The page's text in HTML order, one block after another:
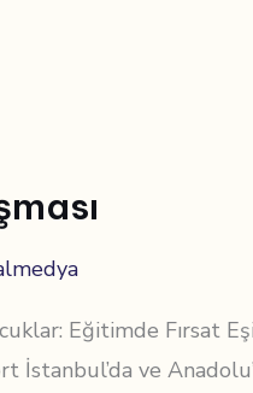
Eğitimde Fırsat
İstanbul’da ve